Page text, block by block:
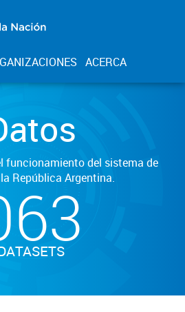
ACERCA
funcionamiento del sistema de
República Argentina.